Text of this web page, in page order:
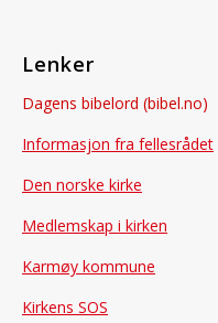
Lenker
Dagens bibelord (bibel.no)
Informasjon fra fellesrådet
Den norske kirke
Medlemskap i kirken
Karmøy kommune
Kirkens SOS